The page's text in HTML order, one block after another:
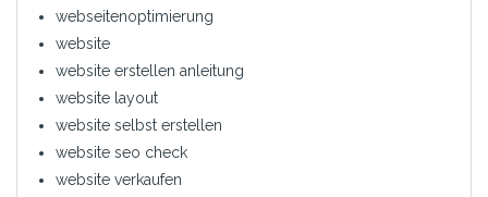
webseitenoptimierung
website
website erstellen anleitung
website layout
website selbst erstellen
website seo check
website verkaufen